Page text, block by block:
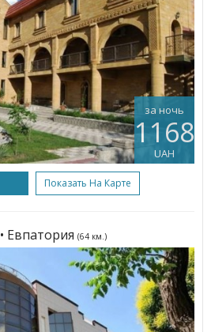
за ночь
1168
UAH
Показать На Карте
• Евпатория (64 км.)